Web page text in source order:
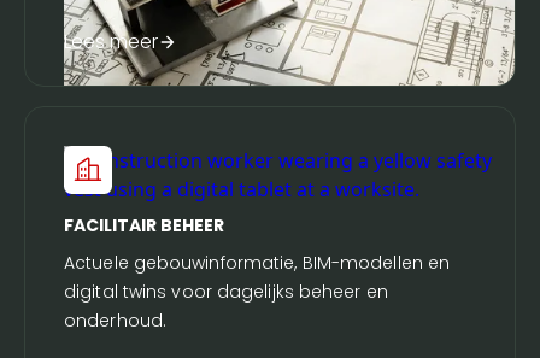
Lees meer
FACILITAIR BEHEER
Actuele gebouwinformatie, BIM-modellen en
digital twins voor dagelijks beheer en
onderhoud.